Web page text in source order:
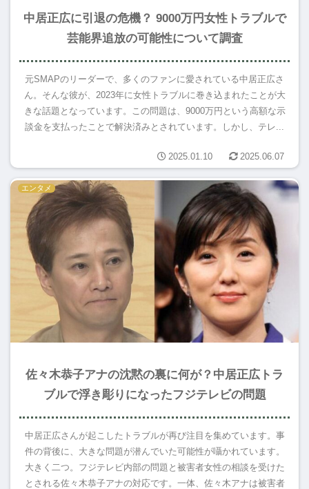
中居正広に引退の危機？ 9000万円女性トラブルで
芸能界追放の可能性について調査
元SMAPのリーダーで、多くのファンに愛されている中居正広さ
ん。そんな彼が、2023年に女性トラブルに巻き込まれたことが大
きな話題となっています。この問題は、9000万円という高額な示
談金を支払ったことで解決済みとされています。しかし、テレ...
2025.01.10 2025.06.07
エンタメ
佐々木恭子アナの沈黙の裏に何が？中居正広トラ
ブルで浮き彫りになったフジテレビの問題
中居正広さんが起こしたトラブルが再び注目を集めています。事
件の背後に、大きな問題が潜んでいた可能性が囁かれています。
大きく二つ。フジテレビ内部の問題と被害者女性の相談を受けた
とされる佐々木恭子アナの対応です。一体、佐々木アナは被害者